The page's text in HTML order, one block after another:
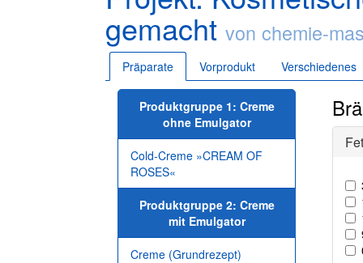
gemacht von chemie-
Präparate Vorprodukt Verschiedenes
Produktgruppe 1: Creme
ohne Emulgator
Cold-Creme »CREAM OF
ROSES«
Produktgruppe 2: Creme
mit Emulgator
Creme (Grundrezept)